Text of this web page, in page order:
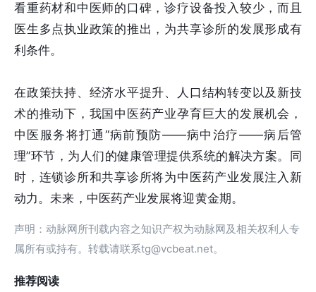
看重药材和中医师的口碑，诊疗设备投入较少，而且
医生多点执业政策的推出，为共享诊所的发展形成有
利条件。
在政策扶持、经济水平提升、人口结构转变以及新技
术的推动下，我国中医药产业孕育巨大的发展机会，
中医服务将打通“病前预防——病中治疗——病后管
理”环节，为人们的健康管理提供系统的解决方案。同
时，连锁诊所和共享诊所将为中医药产业发展注入新
动力。未来，中医药产业发展将迎黄金期。
声明：动脉网所刊载内容之知识产权为动脉网及相关权利人专
属所有或持有。转载请联系tg@vcbeat.net。
推荐阅读